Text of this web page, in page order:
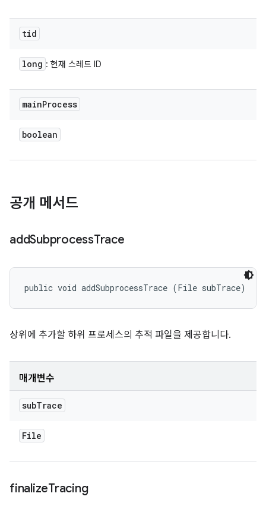
tid
long : 현재 스레드 ID
mainProcess
boolean
공개 메서드
addSubprocessTrace
public void addSubprocessTrace (File subTrace)
상위에 추가할 하위 프로세스의 추적 파일을 제공합니다.
매개변수
subTrace
File
finalizeTracing